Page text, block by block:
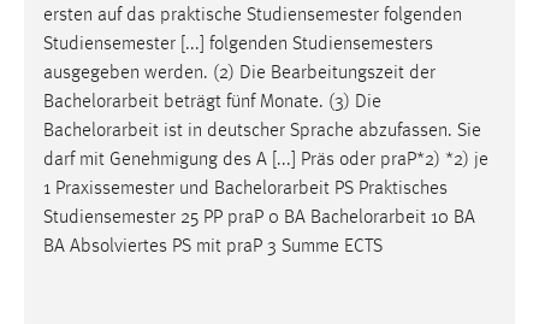
ersten auf das praktische Studiensemester folgenden
Studiensemester [...] folgenden Studiensemesters
ausgegeben werden. (2) Die Bearbeitungszeit der
Bachelorarbeit beträgt fünf Monate. (3) Die
Bachelorarbeit ist in deutscher Sprache abzufassen. Sie
darf mit Genehmigung des A [...] Präs oder praP*2) *2) je
1 Praxissemester und Bachelorarbeit PS Praktisches
Studiensemester 25 PP praP 0 BA Bachelorarbeit 10 BA
BA Absolviertes PS mit praP 3 Summe ECTS